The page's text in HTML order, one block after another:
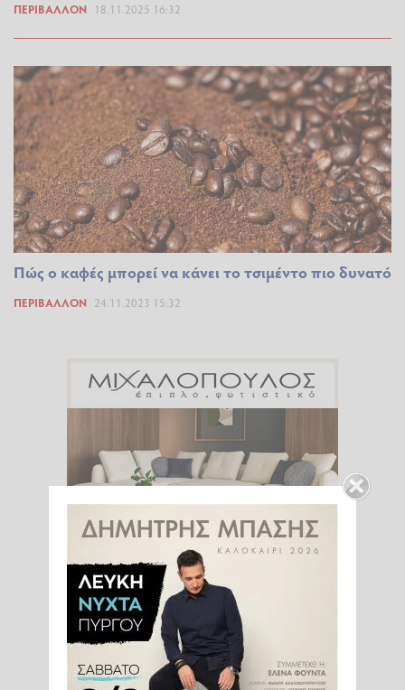
ΠΕΡΙΒΆΛΛΟΝ 18.11.2025 16:32
Πώς ο καφές μπορεί να κάνει το τσιμέντο πιο δυνατό
ΠΕΡΙΒΆΛΛΟΝ 24.11.2023 15:32